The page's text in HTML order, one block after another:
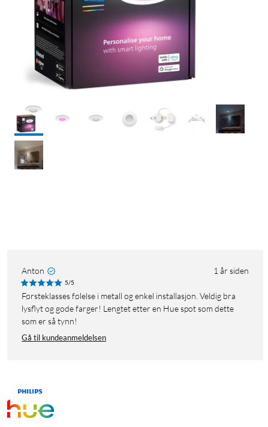
Anton 1 år siden
5/5
Førsteklasses følelse i metall og enkel installasjon. Veldig bra
lysflyt og gode farger! Lengtet etter en Hue spot som dette
som er så tynn!
Gå til kundeanmeldelsen